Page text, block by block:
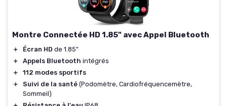
Montre Connectée HD 1.85" avec Appel Bluetooth
＋ Écran HD de 1.85"
＋
Appels Bluetooth intégrés
＋
112 modes sportifs
＋
Suivi de la santé (Podomètre, Cardiofréquencemètre,
Sommeil)